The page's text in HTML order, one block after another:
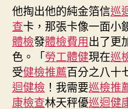
期
他掏出他的純金箔信巡
查卡，那張卡像一面小
體檢發體檢費用出了更
色。「勞工體健現在巡
受健檢推薦百分之八十
迴健檢 ！我需要巡檢推
康檢查林天秤優巡迴健